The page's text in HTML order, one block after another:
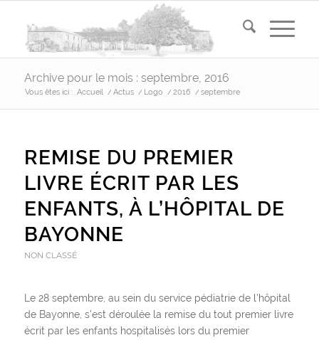
Archive pour le mois : septembre, 2016
Vous êtes ici : Accueil / Actus / Logo / 2016 / septembre
REMISE DU PREMIER
LIVRE ÉCRIT PAR LES
ENFANTS, À L’HÔPITAL DE
BAYONNE
NON CLASSÉ
Le 28 septembre, au sein du service pédiatrie de l’hôpital
de Bayonne, s’est déroulée la remise du tout premier livre
écrit par les enfants hospitalisés lors du premier